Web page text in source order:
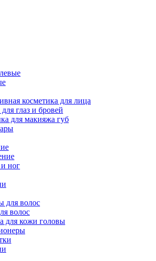
косметика для лица
глаз и бровей
для макияжа губ
ног
для волос
волос
для кожи головы